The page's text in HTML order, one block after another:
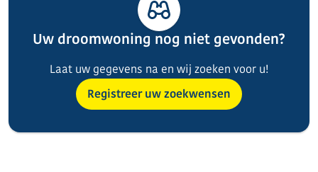
Uw droomwoning nog niet gevonden?
Laat uw gegevens na en wij zoeken voor u!
Registreer uw zoekwensen